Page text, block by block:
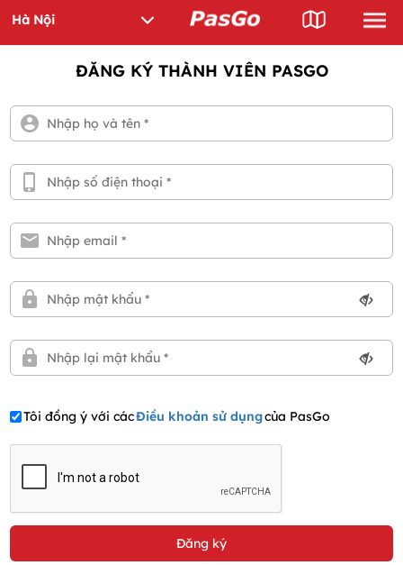
ĐĂNG KÝ THÀNH VIÊN PASGO
Tôi đồng ý với cácĐiều khoản sử dụngcủa PasGo